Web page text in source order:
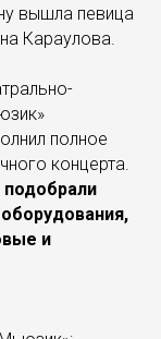
вышла певица
Караулова.
полное
концерта.
и